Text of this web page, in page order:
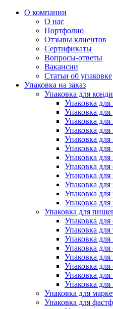
О компании
О нас
Портфолио
Отзывы клиентов
Сертификаты
Вопросы-ответы
Вакансии
Статьи об упаковке
Упаковка на заказ
Упаковка для
Упаковка для
Упаковка для
Упаковка для
Упаковка для
Упаковка
Упаковка
Упаковка для
Упаковка для
Упаковка для
Упаковка для
Упаковка
Упаковка для
Упаковка для
Упаковка для
Упаковка
Упаковка для
Упаковка
Упаковка для
Упаковка для
Упаковка для
Упаковка для
Упаковка для
Упаковка для